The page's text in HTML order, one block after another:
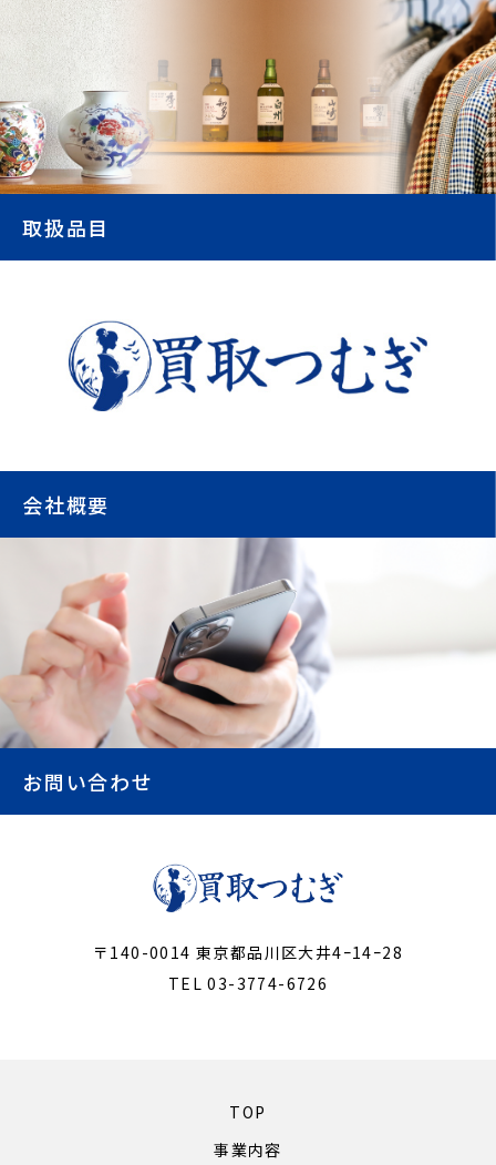
取扱品目
会社概要
お問い合わせ
〒140-0014 東京都品川区大井4ｰ14ｰ28
TEL 03-3774-6726
TOP
事業内容